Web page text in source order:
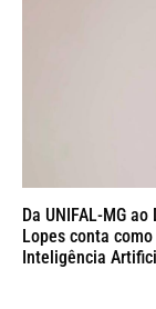
Da UNIFAL-MG
Lopes conta
Inteligência